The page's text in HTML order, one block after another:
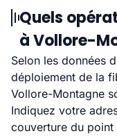
Quels
à Vollore-
Selon les données
déploiement de la
Vollore-Montagne
Indiquez votre
couverture du